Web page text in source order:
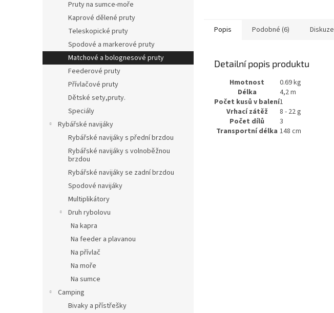
Pruty na sumce-moře
Kaprové dělené pruty
Teleskopické pruty
Spodové a markerové pruty
Matchové a bolognesové pruty
Feederové pruty
Přívlačové pruty
Dětské sety,pruty.
Speciály
Rybářské navijáky
Rybářské navijáky s přední brzdou
Rybářské navijáky s volnoběžnou
brzdou
Rybářské navijáky se zadní brzdou
Spodové navijáky
Multiplikátory
Druh rybolovu
Na kapra
Na feeder a plavanou
Na přívlač
Na moře
Na sumce
Camping
Bivaky a přístřešky
Popis Podobné (6) Diskuze
Detailní popis produktu
Hmotnost
0.69 kg
Délka
4,2 m
Počet kusů v balení1
Vrhací zátěž
8 - 22 g
Počet dílů
3
Transportní délka 148 cm